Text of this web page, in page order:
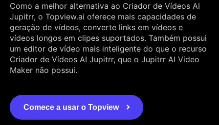
Como a melhor alternativa ao Criador de Vídeos AI
Jupitrr, o Topview.ai oferece mais capacidades de
geração de vídeos, converte links em vídeos e
vídeos longos em clipes suportados. Também possui
um editor de vídeo mais inteligente do que o recurso
Criador de Vídeos AI Jupitrr, que o Jupitrr AI Video
Maker não possui.
Comece a usar o Topview